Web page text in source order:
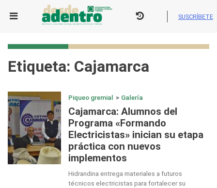
SUSCRÍBETE
Etiqueta: Cajamarca
Piqueo gremial > Galería
Cajamarca: Alumnos del
Programa «Formando
Electricistas» inician su etapa
práctica con nuevos
implementos
Hidrandina entrega materiales a futuros
técnicos electricistas para fortalecer su